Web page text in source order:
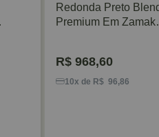
Redonda Preto
Premium Em Zamak
R$968,60
10x de R$ 96,86